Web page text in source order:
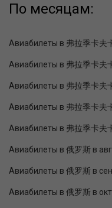
По месяцам:
Авиабилеты в 弗拉季卡夫
Авиабилеты в 弗拉季卡夫
Авиабилеты в 弗拉季卡夫
Авиабилеты в 弗拉季卡夫
Авиабилеты в 弗拉季卡夫
Авиабилеты в 俄罗斯 в
Авиабилеты в 俄罗斯 в
Авиабилеты в 俄罗斯 в